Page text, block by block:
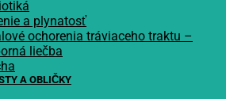
a plynatosť
ochorenia tráviaceho traktu –
liečba
A OBLIČKY